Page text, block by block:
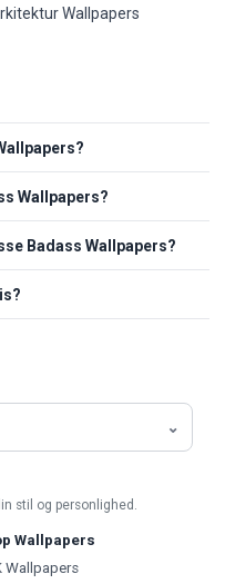
Wallpapers
Wallpapers?
Badass Wallpapers?
stil og personlighed.
Wallpapers
Wallpapers